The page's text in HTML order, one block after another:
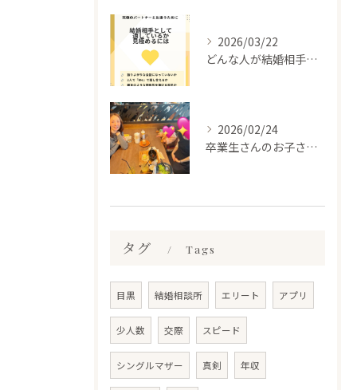
2026/03/22
どんな人が結婚相手だといいのか
2026/02/24
卒業生さんのお子さんに会って来ました✨
タグ Tags
目黒 結婚相談所 エリート アプリ
少人数 交際 スピード
シングルマザー 真剣 年収